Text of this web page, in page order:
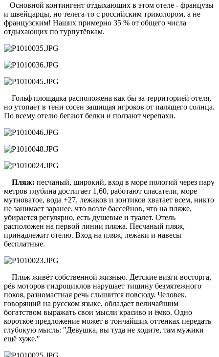
Основной контингент отдыхающих в этом отеле - французы
и швейцарцы, но телега-то с российским триколором, а не
французским! Наших примерно 35 % от общего числа
отдыхающих по турпутёвкам.
Гольф площадка расположена как бы за территорией отеля,
но утопает в тени сосен защищая игроков от палящего солнца.
По всему отелю бегают белки и ползают черепахи.
Пляж: песчаный, широкий, вход в море пологий через пару
метров глубина достигает 1,60, работают спасатели, море
мутноватое, вода +27, лежаков и зонтиков хватает всем, никто
не занимает заранее, что возле бассейнов, что на пляже,
убирается регулярно, есть душевые и туалет. Отель
расположен на первой линии пляжа. Песчаный пляж,
принадлежит отелю. Вход на пляж, лежаки и навесы
бесплатные.
Пляж живёт собственной жизнью. Детские визги восторга,
рёв моторов гидроциклов нарушает тишину безмятежного
покоя, разномастная речь слышится повсюду. Человек,
говорящий на русском языке, обладает величайшим
богатством выражать свои мысли красиво и ёмко. Одно
короткое предложение может в тончайших оттенках передать
глубокую мысль: "Девушка, вы туда не ходите, там мужики
ещё хуже."